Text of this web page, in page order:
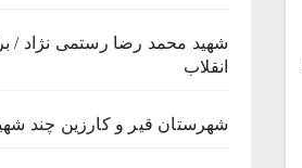
شهید محمد رضا رستمی نژاد /
انقلاب
شهرستان قیر و کارزین چند